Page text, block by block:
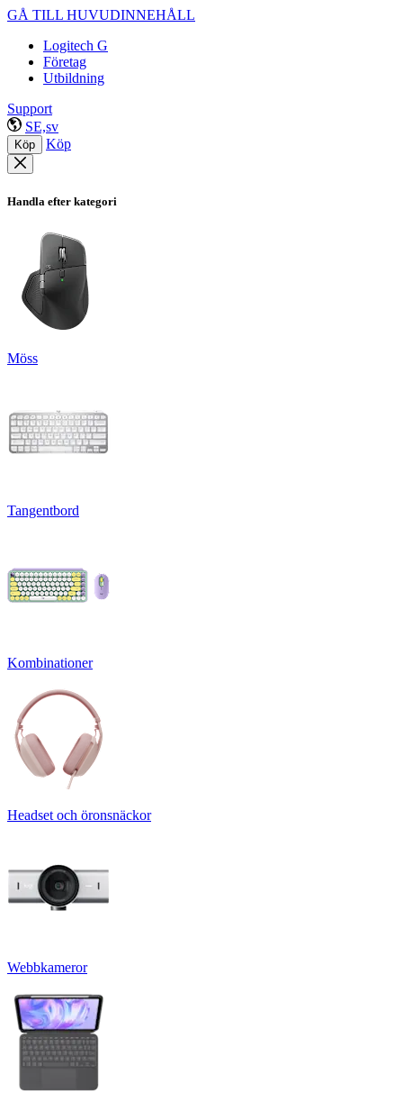
GÅ TILL HUVUDINNEHÅLL
Logitech G
Företag
Utbildning
Support
SE,sv
Köp Köp
Handla efter kategori
Möss
Tangentbord
Kombinationer
Headset och öronsnäckor
Webbkameror